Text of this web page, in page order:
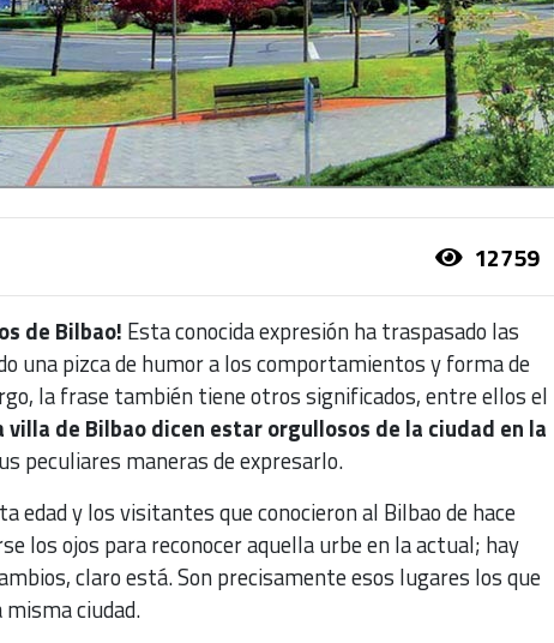
12759
de Bilbao! Esta conocida expresión ha traspasado las
una pizca de humor a los comportamientos y forma de
la frase también tiene otros significados, entre ellos el
de Bilbao dicen estar orgullosos de la ciudad en la
peculiares maneras de expresarlo.
edad y los visitantes que conocieron al Bilbao de hace
los ojos para reconocer aquella urbe en la actual; hay
claro está. Son precisamente esos lugares los que
ciudad.